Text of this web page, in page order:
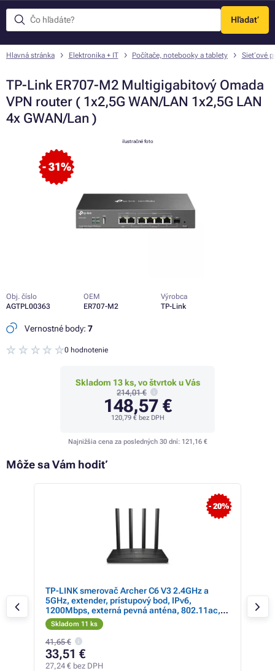
Hľadať
Menu
Hlavná stránka Elektronika + IT Počítače, notebooky a tablety Sieťové
TP-Link ER707-M2 Multigigabitový Omada
VPN router ( 1x2,5G WAN/LAN 1x2,5G LAN
4x GWAN/Lan )
- 31%
ilustračné foto
Obj. číslo
AGTPL00363
OEM
ER707-M2
Výrobca
TP-Link
Vernostné body: 7
0 hodnotenie
Skladom 13 ks, vo štvrtok u Vás
214,01 €
148,57 €
120,79 €bez DPH
Najnižšia cena za posledných 30 dní: 121,16 €
Môže sa Vám hodiť
- 20%
TP-LINK smerovač Archer C6 V3 2.4GHz a
5GHz, extender, prístupový bod, IPv6,
1200Mbps, externá pevná anténa, 802.11ac,
Gigabytové pr
Skladom 11 ks
41,65 €
33,51 €
27,24 € bez DPH